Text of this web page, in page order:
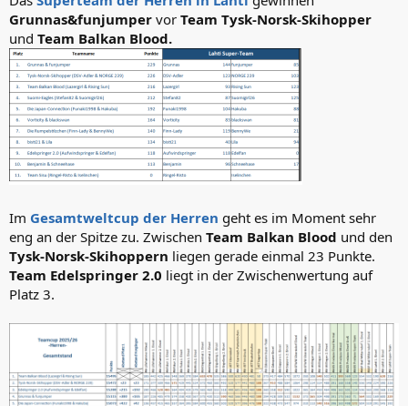
:
Grunnas&funjumper vor Team Tysk-Norsk-Skihopper
und Team Balkan Blood.
Im Gesamtweltcup der Herren geht es im Moment sehr
eng an der Spitze zu. Zwischen Team Balkan Blood und den
Tysk-Norsk-Skihoppern liegen gerade einmal 23 Punkte.
Team Edelspringer 2.0 liegt in der Zwischenwertung auf
Platz 3.